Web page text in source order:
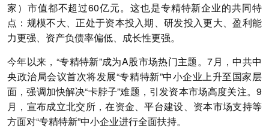
家）市值都不超过60亿元。 这也是专精特新企业的共同特
点：规模不大、正处于资本投入期、研发投入更大、盈利能
力更强、资产负债率偏低、成长性更强。
今年以来，“专精特新”成为A股市场热门主题。7月，中共中
央政治局会议首次将发展“专精特新”中小企业上升至国家层
面，强调加快解决“卡脖子”难题，引发资本市场高度关注。9
月，宣布成立北交所，在资金、平台建设、资本市场支持等
方面对“专精特新”中小企业进行全面扶持。